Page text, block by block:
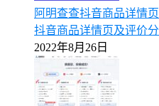
阿明查查抖音商品详情
抖音商品详情页及评价
2022年8月26日